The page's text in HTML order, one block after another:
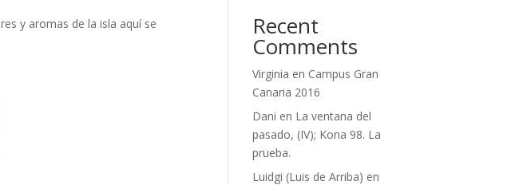
y aromas de la isla aquí se
Recent
Comments
Virginia en Campus Gran
Canaria 2016
Dani en La ventana del
pasado, (IV); Kona 98. La
prueba.
Luidgi (Luis de Arriba) en